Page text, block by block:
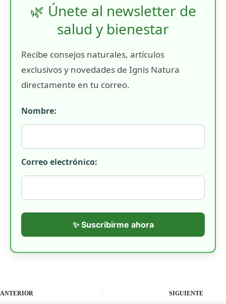
🌿 Únete al newsletter de
salud y bienestar
Recibe consejos naturales, artículos
exclusivos y novedades de Ignis Natura
directamente en tu correo.
Nombre:
Correo electrónico:
✨ Suscribirme ahora
ANTERIOR SIGUIENTE